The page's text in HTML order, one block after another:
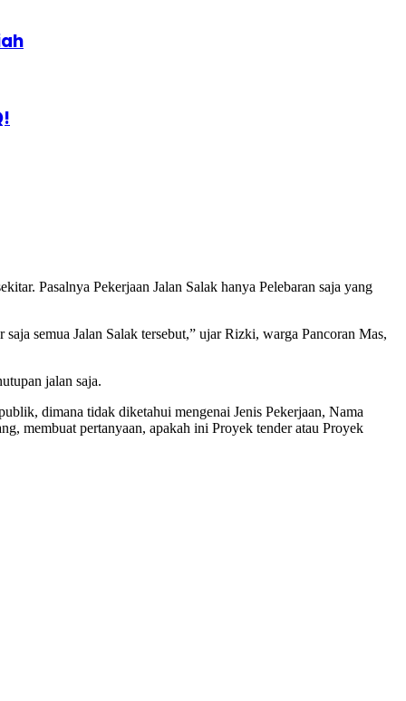
Pasalnya Pekerjaan Jalan Salak hanya Pelebaran saja yang
semua Jalan Salak tersebut,” ujar Rizki, warga Pancoran Mas,
jalan saja.
dimana tidak diketahui mengenai Jenis Pekerjaan, Nama
membuat pertanyaan, apakah ini Proyek tender atau Proyek